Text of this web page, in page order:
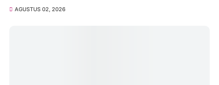
AGUSTUS 02, 2026